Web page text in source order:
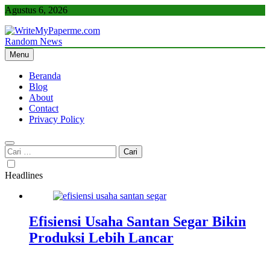
Skip
content
Agustus 6, 2026
WriteMyPaperme.com
Bisnis, Kuliner, Teknologi
Random News
Menu
Beranda
Blog
About
Contact
Privacy Policy
Cari
untuk:
Headlines
Efisiensi Usaha Santan Segar Bikin
Produksi Lebih Lancar